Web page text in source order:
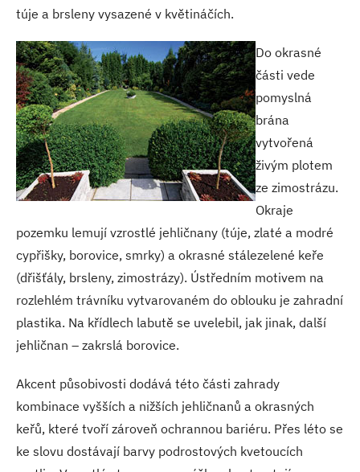
túje a brsleny vysazené v květináčích.
Do okrasné
části vede
pomyslná
brána
vytvořená
živým plotem
ze zimostrázu.
Okraje
pozemku lemují vzrostlé jehličnany (túje, zlaté a modré
cypřišky, borovice, smrky) a okrasné stálezelené keře
(dřišťály, brsleny, zimostrázy). Ústředním motivem na
rozlehlém trávníku vytvarovaném do oblouku je zahradní
plastika. Na křídlech labutě se uvelebil, jak jinak, další
jehličnan – zakrslá borovice.
Akcent působivosti dodává této části zahrady
kombinace vyšších a nižších jehličnanů a okrasných
keřů, které tvoří zároveň ochrannou bariéru. Přes léto se
ke slovu dostávají barvy podrostových kvetoucích